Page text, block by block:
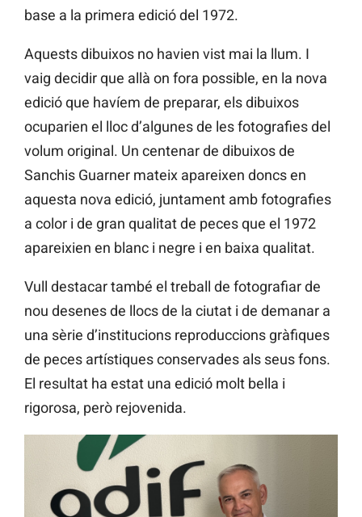
base a la primera edició del 1972.
Aquests dibuixos no havien vist mai la llum. I
vaig decidir que allà on fora possible, en la nova
edició que havíem de preparar, els dibuixos
ocuparien el lloc d’algunes de les fotografies del
volum original. Un centenar de dibuixos de
Sanchis Guarner mateix apareixen doncs en
aquesta nova edició, juntament amb fotografies
a color i de gran qualitat de peces que el 1972
apareixien en blanc i negre i en baixa qualitat.
Vull destacar també el treball de fotografiar de
nou desenes de llocs de la ciutat i de demanar a
una sèrie d’institucions reproduccions gràfiques
de peces artístiques conservades als seus fons.
El resultat ha estat una edició molt bella i
rigorosa, però rejovenida.